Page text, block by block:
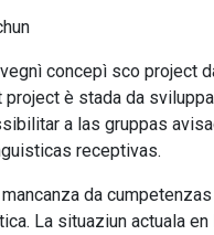
concepì sco project
è stada da
a las gruppas
receptivas.
da
La situaziun actuala